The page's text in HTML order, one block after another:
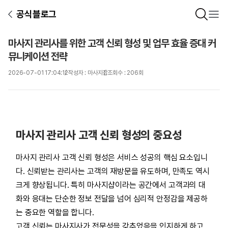
공식블로그
마사지 관리사를 위한 고객 신뢰 형성 및 업무 효율 증대 커
뮤니케이션 전략
2026-07-01 17:04:12작성자 : 마사지잡조회수 : 206회
마사지 관리사 고객 신뢰 형성의 중요성
마사지 관리사 고객 신뢰 형성은 서비스 성공의 핵심 요소입니
다. 신뢰받는 관리사는 고객의 재방문을 유도하며, 만족도 역시
크게 향상됩니다. 특히 마사지샵이라는 공간에서 고객과의 대
화와 응대는 단순한 정보 전달을 넘어 심리적 안정감을 제공하
는 중요한 역할을 합니다.